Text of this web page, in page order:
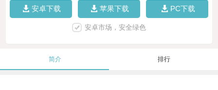
安卓下载 苹果下载 PC下载
安卓市场，安全绿色
简介 排行